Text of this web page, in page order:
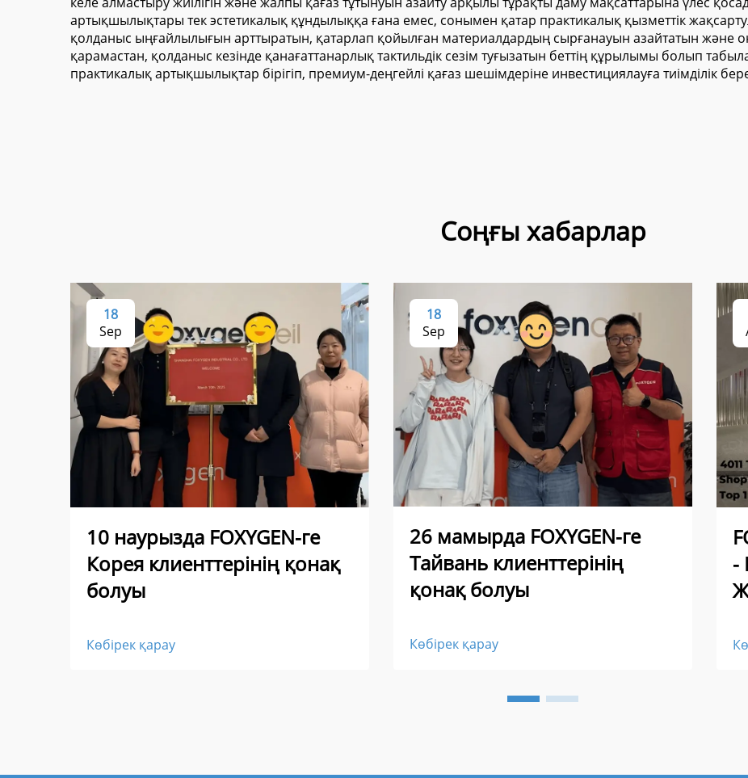
артықшылықтары тек эстетикалық құндылыққа ғана емес, сонымен қатар практикалық қызметтік
қолданыс ыңғайлылығын арттыратын, қатарлап қойылған материалдардың сырғанауын азайтатын және оң
қарамастан, қолданыс кезінде қанағаттанарлық тактильдік сезім туғызатын беттің құрылымы болып
практикалық артықшылықтар бірігіп, премиум-деңгейлі қағаз шешімдеріне инвестициялауға тиімділік
Соңғы хабарлар
18
Sep
10 наурызда FOXYGEN-ге
Корея клиенттерінің қонақ
болуы
Көбірек қарау
18
Sep
26 мамырда FOXYGEN-ге
Тайвань клиенттерінің
қонақ болуы
Көбірек қарау
-